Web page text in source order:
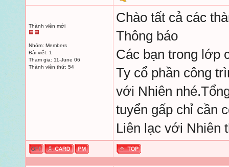
Thành viên mới
Nhóm: Members
Bài viết: 1
Tham gia: 11-June 06
Thành viên thứ: 54
Chào tất cả các
Thông báo
Các bạn trong lớp
Ty cổ phần công
với Nhiên
tuyển gấp chỉ cần
Liên lạc với Nhiên